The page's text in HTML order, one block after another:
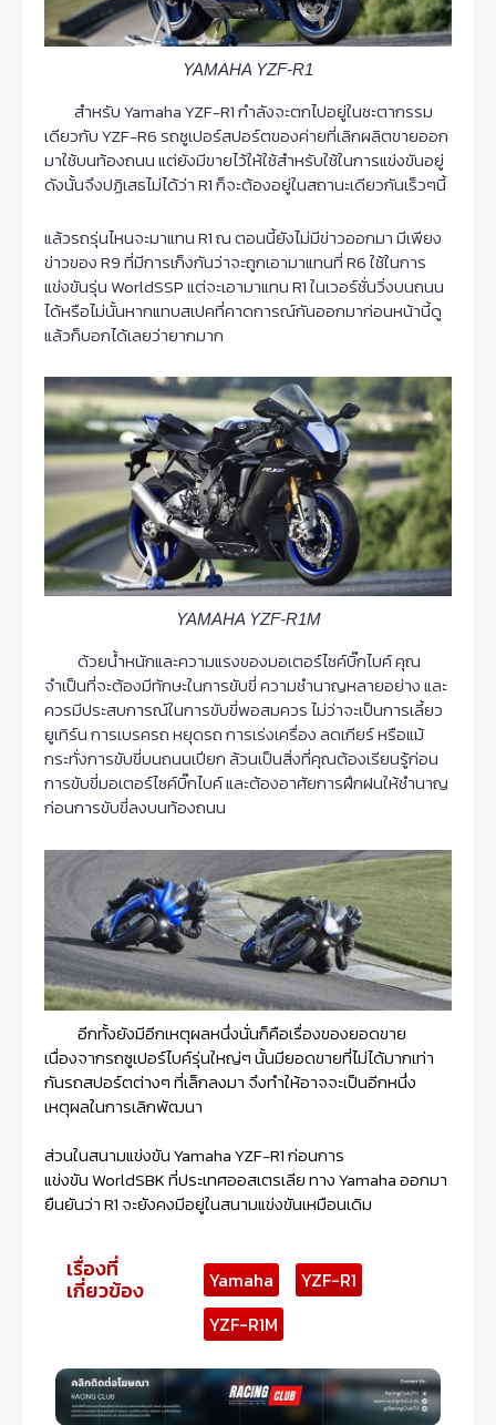
YAMAHA YZF-R1
สำหรับYamaha YZF-R1กำลังจะตกไปอยู่ในชะตากรรม
เดียวกับYZF-R6รถซูเปอร์สปอร์ตของค่ายที่เลิกผลิตขายออก
มาใช้บนท้องถนน แต่ยังมีขายไว้ให้ใช้สำหรับใช้ในการแข่งขันอยู่
ดังนั้นจึงปฏิเสธไม่ได้ว่าR1ก็จะต้องอยู่ในสถานะเดียวกันเร็วๆนี้
แล้วรถรุ่นไหนจะมาแทนR1ณ ตอนนี้ยังไม่มีข่าวออกมา มีเพียง
ข่าวของR9ที่มีการเก็งกันว่าจะถูกเอามาแทนที่R6ใช้ในการ
แข่งขันรุ่น WorldSSPแต่จะเอามาแทนR1ในเวอร์ชั่นวิ่งบนถนน
ได้หรือไม่นั้นหากแทบสเปคที่คาดการณ์กันออกมาก่อนหน้านี้ดู
แล้วก็บอกได้เลยว่ายากมาก
YAMAHA YZF-R1M
ด้วยน้ำหนักและความแรงของมอเตอร์ไซค์บิ๊กไบค์ คุณ
จำเป็นที่จะต้องมีทักษะในการขับขี่ ความชำนาญหลายอย่าง และ
ควรมีประสบการณ์ในการขับขี่พอสมควร ไม่ว่าจะเป็นการเลี้ยว
ยูเทิร์น การเบรครถ หยุดรถ การเร่งเครื่อง ลดเกียร์ หรือแม้
กระทั่งการขับขี่บนถนนเปียก ล้วนเป็นสิ่งที่คุณต้องเรียนรู้ก่อน
การขับขี่มอเตอร์ไซค์บิ๊กไบค์ และต้องอาศัยการฝึกฝนให้ชำนาญ
ก่อนการขับขี่ลงบนท้องถนน
อีกทั้งยังมีอีกเหตุผลหนึ่งนั่นก็คือเรื่องของยอดขาย
เนื่องจากรถซูเปอร์ไบค์รุ่นใหญ่ๆ นั้นมียอดขายที่ไม่ได้มากเท่า
กันรถสปอร์ตต่างๆ ที่เล็กลงมา จึงทำให้อาจจะเป็นอีกหนึ่ง
เหตุผลในการเลิกพัฒนา
ส่วนในสนามแข่งขันYamaha YZF-R1ก่อนการ
แข่งขัน WorldSBKที่ประเทศออสเตรเลีย ทางYamahaออกมา
ยืนยันว่าR1 จะยังคงมีอยู่ในสนามแข่งขันเหมือนเดิม
เรื่องที่
เกี่ยวข้อง Yamaha
YZF-R1
YZF-R1M